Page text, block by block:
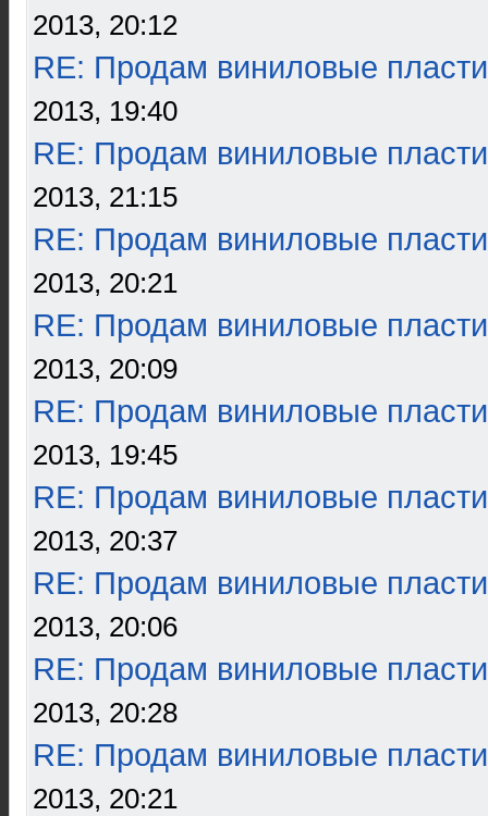
2013, 20:12
RE: Продам виниловые
2013, 19:40
RE: Продам виниловые
2013, 21:15
RE: Продам виниловые
2013, 20:21
RE: Продам виниловые
2013, 20:09
RE: Продам виниловые
2013, 19:45
RE: Продам виниловые
2013, 20:37
RE: Продам виниловые
2013, 20:06
RE: Продам виниловые
2013, 20:28
RE: Продам виниловые
2013, 20:21